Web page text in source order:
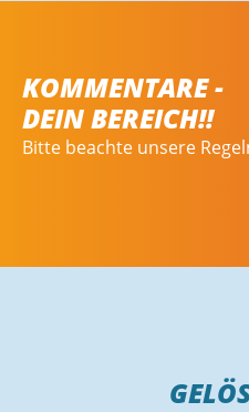
KOMMENTARE -
DEIN BEREICH!!
Bitte beachte unsere